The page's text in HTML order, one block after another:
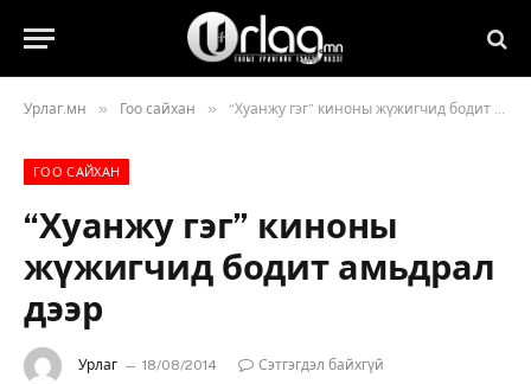
Урлаг.мн » Гоо сайхан » “Хуанжу гэг” киноны жүжигчид бодит амьдрал дээр
ГОО САЙХАН
“Хуанжу гэг” киноны
жүжигчид бодит амьдрал
дээр
Урлаг 18/08/2014
Сэтгэгдэл байхгүй